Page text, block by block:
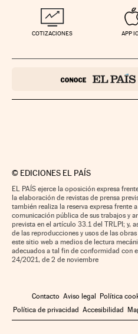
COTIZACIONES APP
© EDICIONES EL PAÍS
EL PAÍS ejerce la oposición expresa
la elaboración de revistas de prensa
también realiza la reserva expresa frente
comunicación pública de sus trabajos y
prevista en el artículo 33.1 del TRLPI; y,
de las reproducciones y usos de las
este sitio web a medios de lectura
adecuados a tal fin de conformidad con
24/2021, de 2 de noviembre
Contacto Aviso legal Política
Política de privacidad Accesibilidad